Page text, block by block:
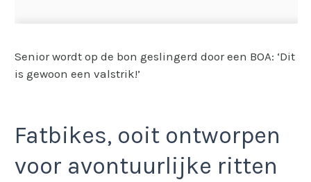
Senior wordt op de bon geslingerd door een BOA: ‘Dit
is gewoon een valstrik!’
Fatbikes, ooit ontworpen
voor avontuurlijke ritten